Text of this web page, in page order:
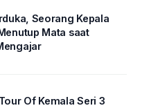
Kepala
Mata saat
Of Kemala Seri 3